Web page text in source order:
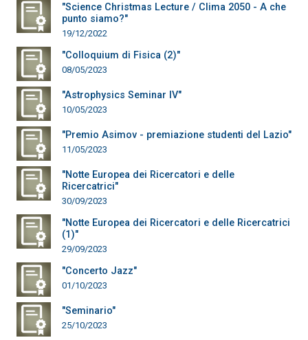
"Science Christmas Lecture / Clima 2050 - A che
punto siamo?"
19/12/2022
"Colloquium di Fisica (2)"
08/05/2023
"Astrophysics Seminar IV"
10/05/2023
"Premio Asimov - premiazione studenti del Lazio"
11/05/2023
"Notte Europea dei Ricercatori e delle
Ricercatrici"
30/09/2023
"Notte Europea dei Ricercatori e delle Ricercatrici
(1)"
29/09/2023
"Concerto Jazz"
01/10/2023
"Seminario"
25/10/2023